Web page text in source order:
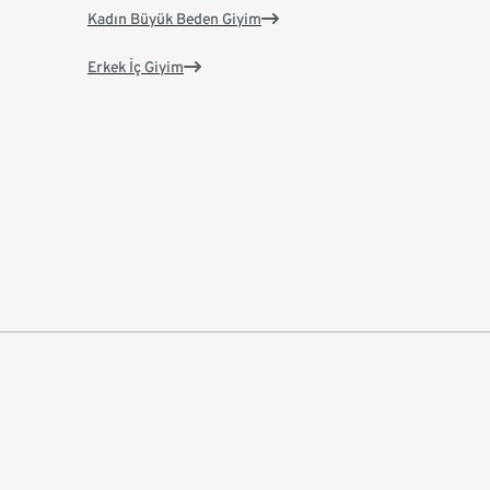
Kadın Büyük Beden Giyim
Erkek İç Giyim